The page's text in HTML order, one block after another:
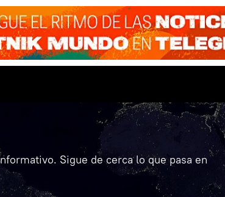
Sigue de cerca lo que pasa en